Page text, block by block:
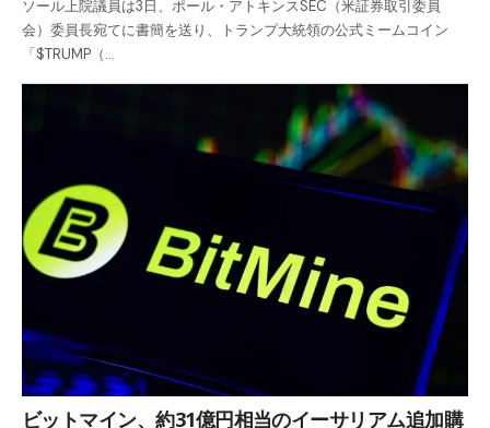
ソール上院議員は3日、ポール・アトキンスSEC（米証券取引委員
会）委員長宛てに書簡を送り、トランプ大統領の公式ミームコイン
「$TRUMP（…
ビットマイン、約31億円相当のイーサリアム追加購